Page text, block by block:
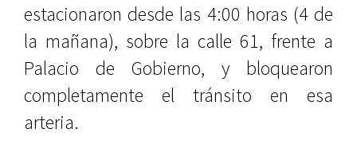
estacionaron desde las 4:00 horas (4 de
la mañana), sobre la calle 61, frente a
Palacio de Gobierno, y bloquearon
completamente el tránsito en esa
arteria.